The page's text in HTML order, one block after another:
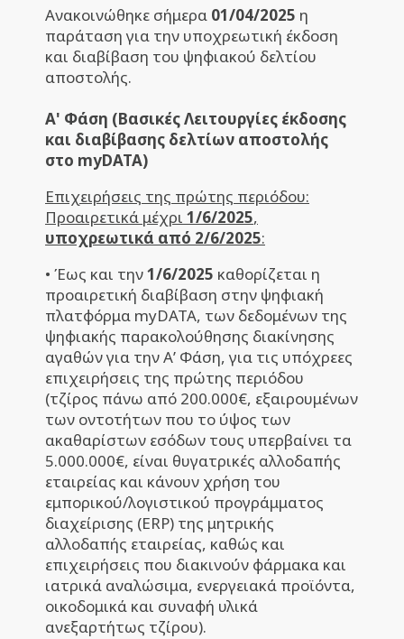
Ανακοινώθηκε σήμερα 01/04/2025 η
παράταση για την υποχρεωτική έκδοση
και διαβίβαση του ψηφιακού δελτίου
αποστολής.
Α' Φάση (Βασικές Λειτουργίες έκδοσης
και διαβίβασης δελτίων αποστολής
στο myDATA)
Επιχειρήσεις της πρώτης περιόδου:
Προαιρετικά μέχρι 1/6/2025,
υποχρεωτικά από 2/6/2025:
• Έως και την1/6/2025 καθορίζεται η
προαιρετική διαβίβαση στην ψηφιακή
πλατφόρμα myDATA, των δεδομένων της
ψηφιακής παρακολούθησης διακίνησης
αγαθών για την Α’ Φάση, για τις υπόχρεες
επιχειρήσεις της πρώτης περιόδου
(τζίρος πάνω από 200.000€, εξαιρουμένων
των οντοτήτων που το ύψος των
ακαθαρίστων εσόδων τους υπερβαίνει τα
5.000.000€, είναι θυγατρικές αλλοδαπής
εταιρείας και κάνουν χρήση του
εμπορικού/λογιστικού προγράμματος
διαχείρισης (ERP) της μητρικής
αλλοδαπής εταιρείας, καθώς και
επιχειρήσεις που διακινούν φάρμακα και
ιατρικά αναλώσιμα, ενεργειακά προϊόντα,
οικοδομικά και συναφή υλικά
ανεξαρτήτως τζίρου).